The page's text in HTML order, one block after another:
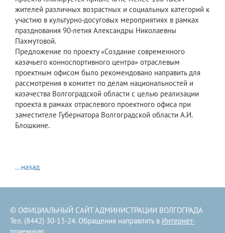
жителей различных возрастных и социальных категорий к
участию в культурно-досуговых мероприятиях в рамках
празднования 90-летия Александры Николаевны
Пахмутовой.
Предложение по проекту «Создание современного
казачьего конноспортивного центра» отраслевым
проектным офисом было рекомендовано направить для
рассмотрения в комитет по делам национальностей и
казачества Волгоградской области с целью реализации
проекта в рамках отраслевого проектного офиса при
заместителе Губернатора Волгоградской области А.И.
Блошкине.
...назад
© ОФИЦИАЛЬНЫЙ САЙТ АДМИНИСТРАЦИИ ВОЛГОГРАДА
Тел. (8442) 30-13-24. Обращения направлять в Интернет-